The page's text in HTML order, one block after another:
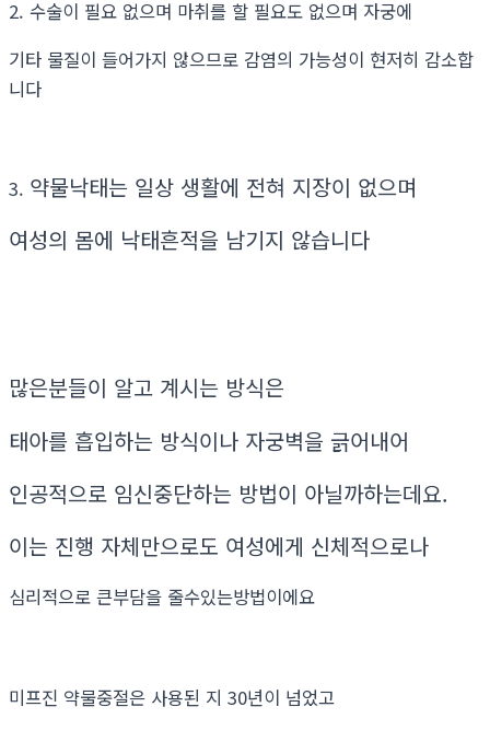
2. 수술이 필요 없으며 마취를 할 필요도 없으며 자궁에
기타 물질이 들어가지 않으므로 감염의 가능성이 현저히 감소합
니다
3. 약물낙태는 일상 생활에 전혀 지장이 없으며
여성의 몸에 낙태흔적을 남기지 않습니다
많은분들이 알고 계시는 방식은
태아를 흡입하는 방식이나 자궁벽을 긁어내어
인공적으로 임신중단하는 방법이 아닐까하는데요.
이는 진행 자체만으로도 여성에게 신체적으로나
심리적으로 큰부담을 줄수있는방법이에요
미프진 약물중절은 사용된 지 30년이 넘었고